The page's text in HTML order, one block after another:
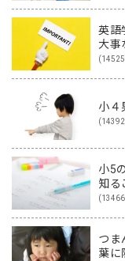
英語
大事
小４
小5
知る
つま
葉に